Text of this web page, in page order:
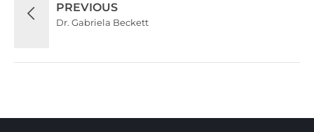
PREVIOUS
Dr. Gabriela Beckett